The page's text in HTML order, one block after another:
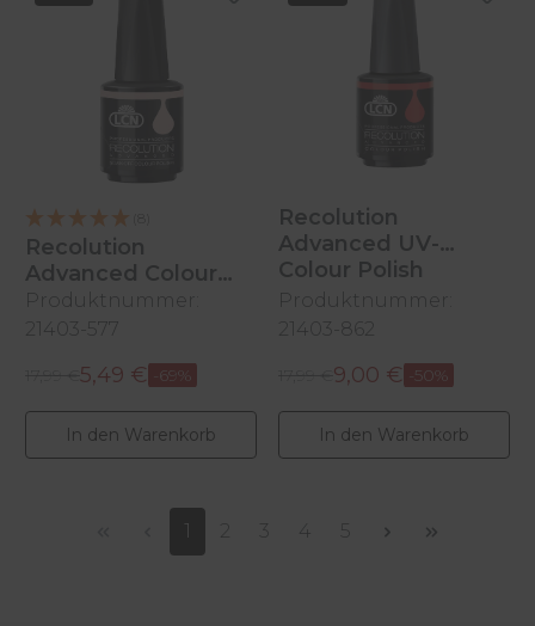
Recolution
Advanced Colour
Polish
Creamy Café Au Lait, 10ml
Produktnummer:
21403-577
Verkaufspreis:
Regulärer Preis:
5,49 € -69%
In den Warenkorb
Recolution
Advanced UV-
Colour Polish
Coeur, 10 ml
Produktnummer:
21403-862
Verkaufspreis:
Regulärer Preis:
9,00 € -50%
In den Warenkorb
Seite
1 Seite
2 Seite
3 Seite
4 Seite
5